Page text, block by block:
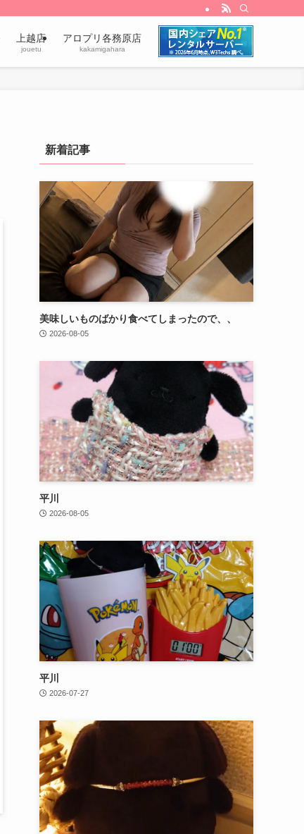
上越店
jouetu
アロプリ各務原店
kakamigahara
新着記事
美味しいものばかり食べてしまったので、、
2026-08-05
平川
2026-08-05
平川
2026-07-27